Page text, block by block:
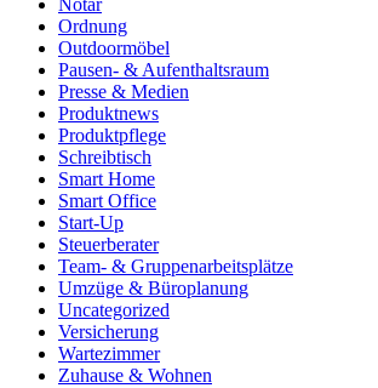
Notar
Ordnung
Outdoormöbel
Pausen- & Aufenthaltsraum
Presse & Medien
Produktnews
Produktpflege
Schreibtisch
Smart Home
Smart Office
Start-Up
Steuerberater
Team- & Gruppenarbeitsplätze
Umzüge & Büroplanung
Uncategorized
Versicherung
Wartezimmer
Zuhause & Wohnen